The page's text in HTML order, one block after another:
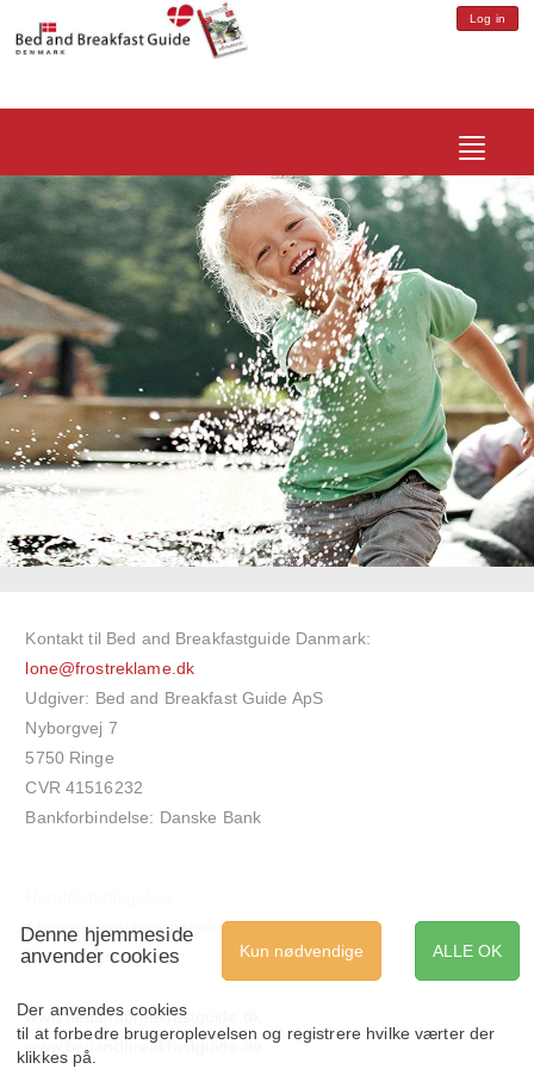
Log in
Toggle
Kontakt til Bed and Breakfastguide Danmark:
lone@frostreklame.dk
Udgiver: Bed and Breakfast Guide ApS
Nyborgvej 7
5750 Ringe
CVR 41516232
Bankforbindelse: Danske Bank
Abonnementsbetingelser
Cookieregler
www.bedandbreakfastguide.dk
www.bedandbreakfastguide.de
ALLE OK
Kun nødvendige
Denne hjemmeside
anvender cookies
Der anvendes cookies
til at forbedre brugeroplevelsen og registrere hvilke værter der
klikkes på.